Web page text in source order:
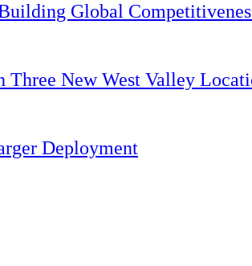
Global
Three New West Valley
Deployment